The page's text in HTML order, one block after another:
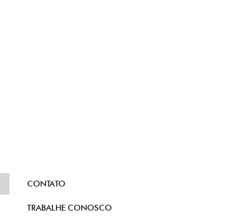
CONTATO
TRABALHE CONOSCO